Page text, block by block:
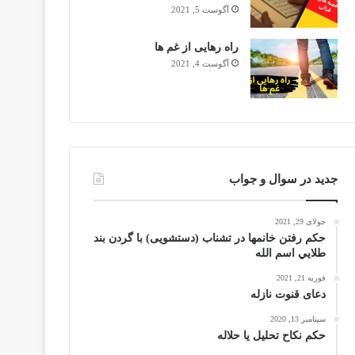
آگوست 5, 2021
راه رهایی از غم ها
آگوست 4, 2021
جدید در سوال و جواب
جولای 29, 2021
حکم رفتن خانمها در تشناب (دستشویی) با گردن بند
طلايي اسم الله
فوریه 21, 2021
دعای قنوت نازله
سپتامبر 13, 2020
حکم نکاح تحلیل یا حلاله